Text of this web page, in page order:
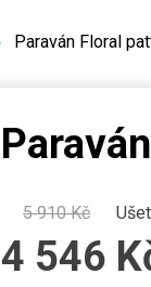
Paraván Floral
5 910Kč
4 546